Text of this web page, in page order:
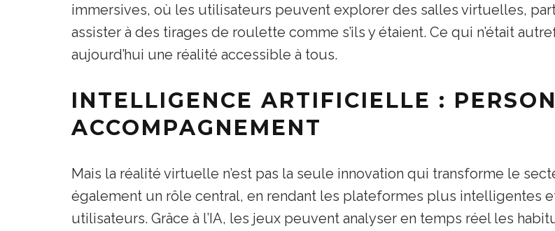
immersives, où les utilisateurs peuvent explorer des salles virtuelles,
assister à des tirages de roulette comme s’ils y étaient. Ce qui n’était
aujourd’hui une réalité accessible à tous.
INTELLIGENCE ARTIFICIELLE :
ACCOMPAGNEMENT
Mais la réalité virtuelle n’est pas la seule innovation qui transforme le
également un rôle central, en rendant les plateformes plus intelligentes
utilisateurs. Grâce à l’IA, les jeux peuvent analyser en temps réel les